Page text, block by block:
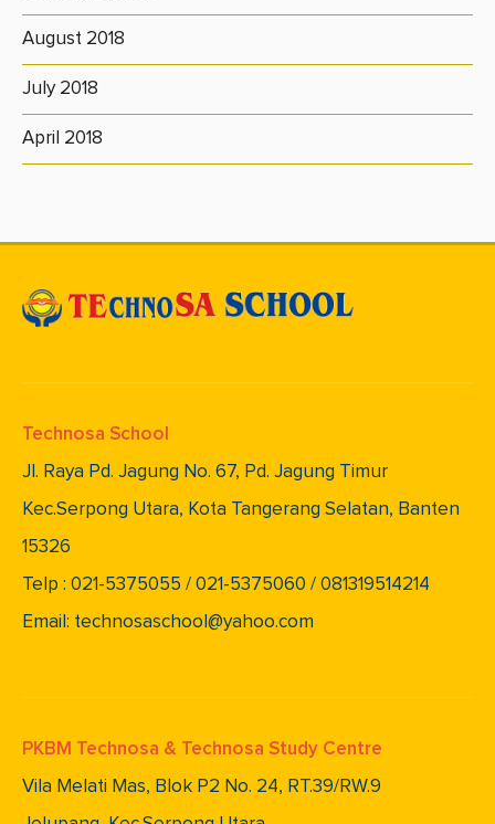
August 2018
July 2018
April 2018
Technosa School
Jl. Raya Pd. Jagung No. 67, Pd. Jagung Timur
Kec.Serpong Utara, Kota Tangerang Selatan, Banten
15326
Telp : 021-5375055 / 021-5375060 / 081319514214
Email: technosaschool@yahoo.com
PKBM Technosa & Technosa Study Centre
Vila Melati Mas, Blok P2 No. 24, RT.39/RW.9